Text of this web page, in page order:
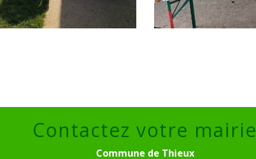
Contactez votre mairie
Commune de Thieux